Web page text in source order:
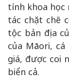
tính khoa học
tác chặt chẽ
tộc bản địa
của Māori,
giá, được coi
biển cả.